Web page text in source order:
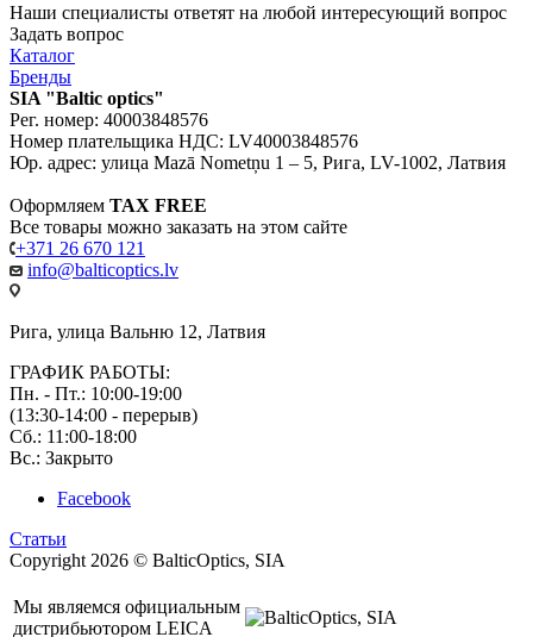
Наши специалисты ответят на любой интересующий вопрос
Задать вопрос
Каталог
Бренды
SIA "Baltic optics"
Рег. номер: 40003848576
Номер плательщика НДС: LV40003848576
Юр. адрес: улица Mazā Nometņu 1 – 5, Рига, LV-1002, Латвия
Оформляем TAX FREE
Все товары можно заказать на этом сайте
+371 26 670 121
info@balticoptics.lv
Рига, улица Вальню 12, Латвия
ГРАФИК РАБОТЫ:
Пн. - Пт.: 10:00-19:00
(13:30-14:00 - перерыв)
Сб.: 11:00-18:00
Вс.: Закрыто
Facebook
Статьи
Copyright 2026 © BalticOptics, SIA
Мы являемся официальным
дистрибьютором LEICA